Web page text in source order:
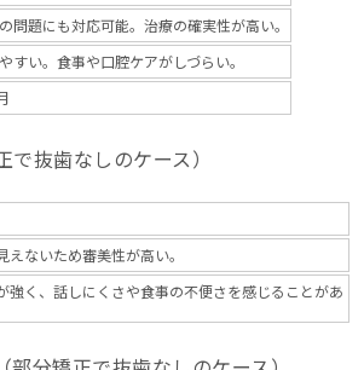
問題にも対応可能。治療の確実性が高い。
すい。食事や口腔ケアがしづらい。
抜歯なしのケース）
えないため審美性が高い。
強く、話しにくさや食事の不便さを感じることがあ